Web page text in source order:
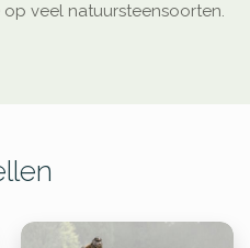
veel natuursteensoorten.